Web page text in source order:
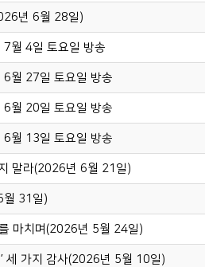
년 6월 28일)
월 4일 토요일 방송
월 27일 토요일 방송
월 20일 토요일 방송
월 13일 토요일 방송
말라(2026년 6월 21일)
월 31일)
마치며(2026년 5월 24일)
세 가지 감사(2026년 5월 10일)